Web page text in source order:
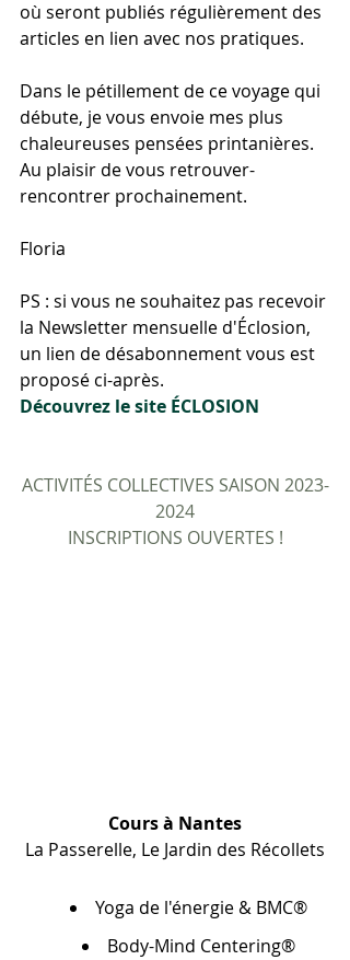
où seront publiés régulièrement des
articles en lien avec nos pratiques.
Dans le pétillement de ce voyage qui
débute, je vous envoie mes plus
chaleureuses pensées printanières.
Au plaisir de vous retrouver-
rencontrer prochainement.
Floria
PS : si vous ne souhaitez pas recevoir
la Newsletter mensuelle d'Éclosion,
un lien de désabonnement vous est
proposé ci-après.
Découvrez le site ÉCLOSION
ACTIVITÉS COLLECTIVES SAISON 2023-
2024
INSCRIPTIONS OUVERTES !
Cours à Nantes
La Passerelle, Le Jardin des Récollets
Yoga de l'énergie & BMC®
Body-Mind Centering®